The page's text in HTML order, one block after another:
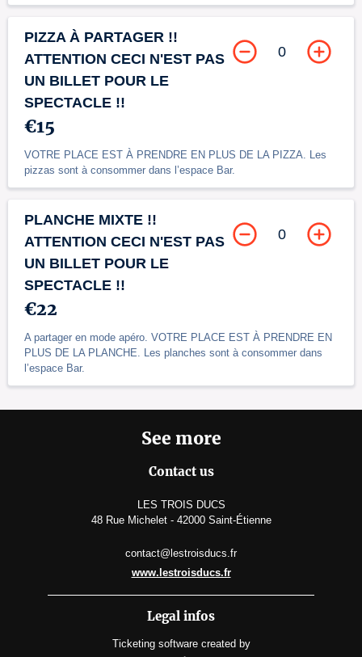
PIZZA À PARTAGER !!
ATTENTION CECI N'EST PAS
UN BILLET POUR LE
SPECTACLE !!
€15
VOTRE PLACE EST À PRENDRE EN PLUS DE LA PIZZA. Les
pizzas sont à consommer dans l’espace Bar.
0
PLANCHE MIXTE !!
ATTENTION CECI N'EST PAS
UN BILLET POUR LE
SPECTACLE !!
€22
A partager en mode apéro. VOTRE PLACE EST À PRENDRE EN
PLUS DE LA PLANCHE. Les planches sont à consommer dans
l’espace Bar.
0
See more
Contact us
LES TROIS DUCS
48 Rue Michelet - 42000 Saint-Étienne
contact@lestroisducs.fr
www.lestroisducs.fr
Legal infos
Ticketing software created by